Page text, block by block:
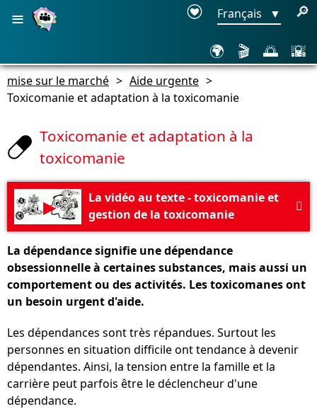
≡ Français ▼ 🔎
🌍 🎬 🌅 🌇
mise sur le marché > Aide urgente >
Toxicomanie et adaptation à la toxicomanie
Toxicomanie et adaptation à la
toxicomanie
▶
La vidéo au texte - toxicomanie et
gestion de la toxicomanie

La dépendance signifie une dépendance
obsessionnelle à certaines substances, mais aussi un
comportement ou des activités. Les toxicomanes ont
un besoin urgent d'aide.
Les dépendances sont très répandues. Surtout les
personnes en situation difficile ont tendance à devenir
dépendantes. Ainsi, la tension entre la famille et la
carrière peut parfois être le déclencheur d'une
dépendance.